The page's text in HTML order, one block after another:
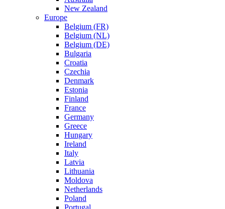
New Zealand
Europe
Belgium (FR)
Belgium (NL)
Belgium (DE)
Bulgaria
Croatia
Czechia
Denmark
Estonia
Finland
France
Germany
Greece
Hungary
Ireland
Italy
Latvia
Lithuania
Moldova
Netherlands
Poland